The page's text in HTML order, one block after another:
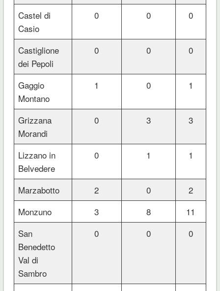
Castel di
Casio
0 0 0
Castiglione
dei Pepoli
0 0 0
Gaggio
Montano
1 0 1
Grizzana
Morandi
0 3 3
Lizzano in
Belvedere
0 1 1
Marzabotto 2 0
2
Monzuno
3 8
11
San
Benedetto
Val di
Sambro
0 0 0